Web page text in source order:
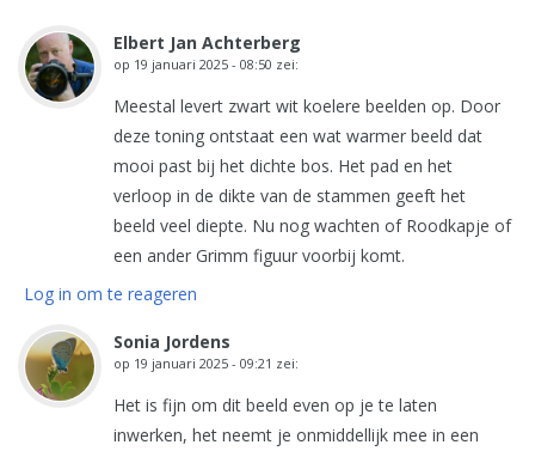
Elbert Jan Achterberg
op 19 januari 2025 - 08:50 zei:
Meestal levert zwart wit koelere beelden op. Door
deze toning ontstaat een wat warmer beeld dat
mooi past bij het dichte bos. Het pad en het
verloop in de dikte van de stammen geeft het
beeld veel diepte. Nu nog wachten of Roodkapje of
een ander Grimm figuur voorbij komt.
Log in om te reageren
Sonia Jordens
op 19 januari 2025 - 09:21 zei:
Het is fijn om dit beeld even op je te laten
inwerken, het neemt je onmiddellijk mee in een